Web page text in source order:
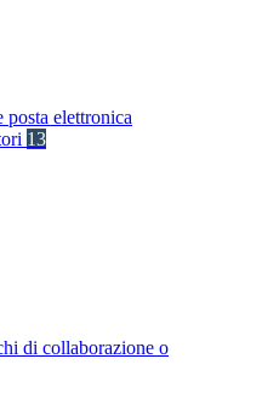
posta elettronica
13
di collaborazione o